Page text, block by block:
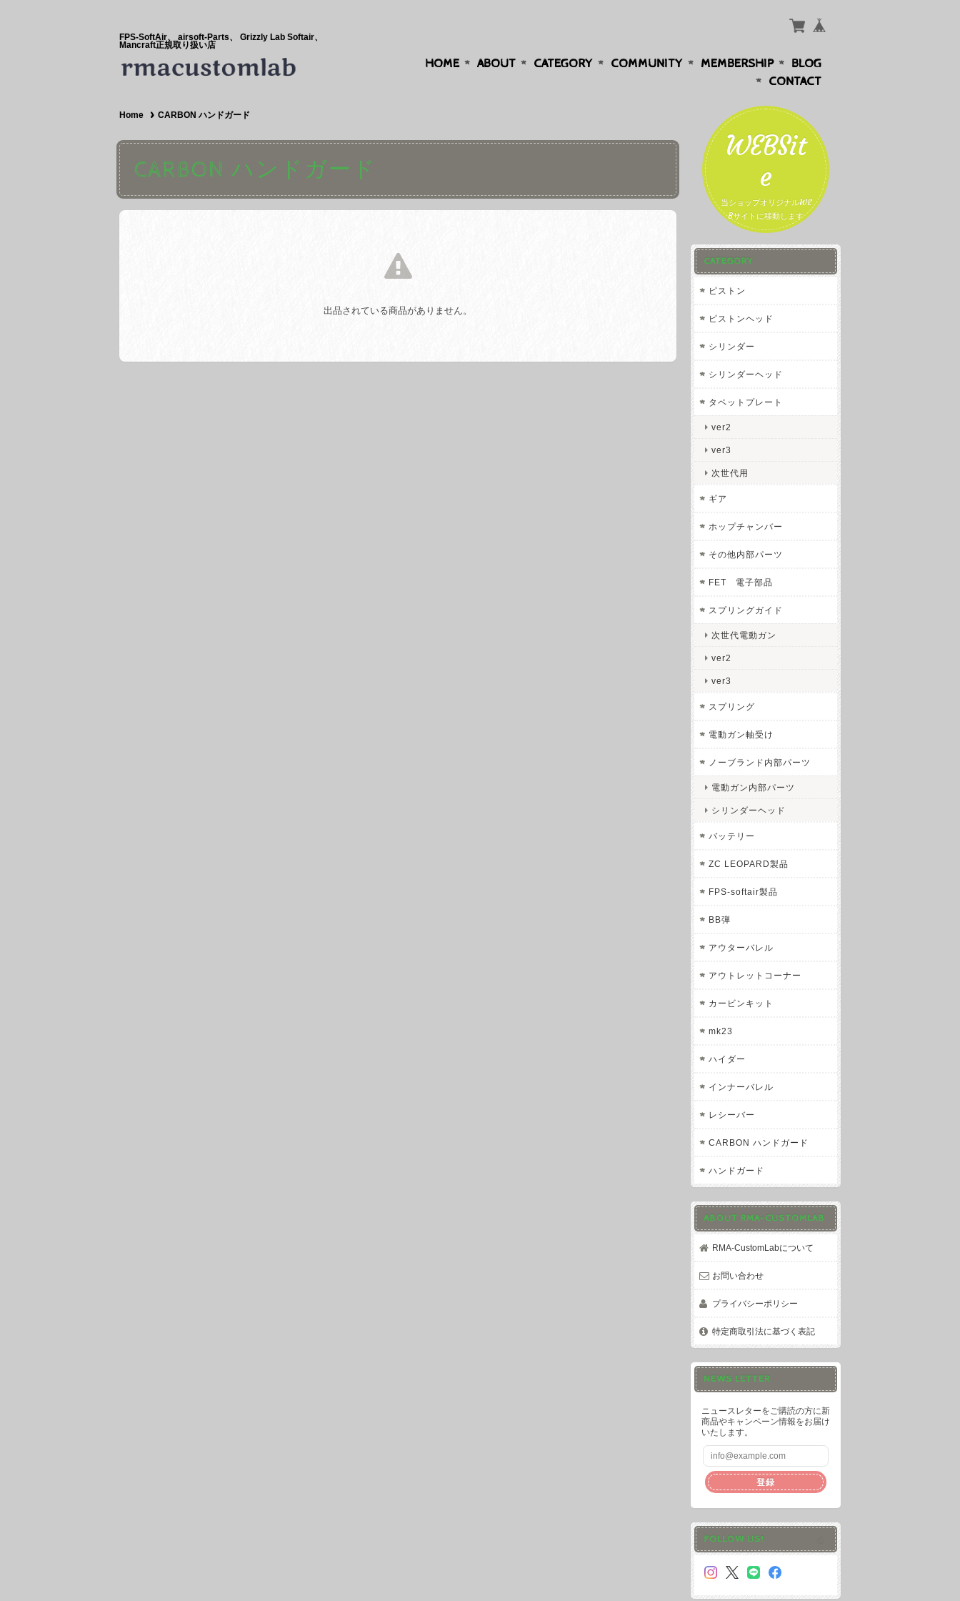
FPS-SoftAir、 airsoft-Parts、 Grizzly Lab Softair、
Mancraft正規取り扱い店
HOME ABOUT CATEGORY COMMUNITY MEMBERSHIP
BLOG
CONTACT
Home CARBON ハンドガード
CARBON ハンドガード
出品されている商品がありません。
WEBSit
e
当ショップオリジナルWE
Bサイトに移動します
CATEGORY
ピストン
ピストンヘッド
シリンダー
シリンダーヘッド
タペットプレート
ver2
ver3
次世代用
ギア
ホップチャンバー
その他内部パーツ
FET 電子部品
スプリングガイド
次世代電動ガン
ver2
ver3
スプリング
電動ガン軸受け
ノーブランド内部パーツ
電動ガン内部パーツ
シリンダーヘッド
バッテリー
ZC LEOPARD製品
FPS-softair製品
BB弾
アウターバレル
アウトレットコーナー
カービンキット
mk23
ハイダー
インナーバレル
レシーバー
CARBON ハンドガード
ハンドガード
ABOUT RMA-CUSTOMLAB
RMA-CustomLabについて
お問い合わせ
プライバシーポリシー
特定商取引法に基づく表記
NEWS LETTER
ニュースレターをご購読の方に新
商品やキャンペーン情報をお届け
いたします。
登録
FOLLOW US!